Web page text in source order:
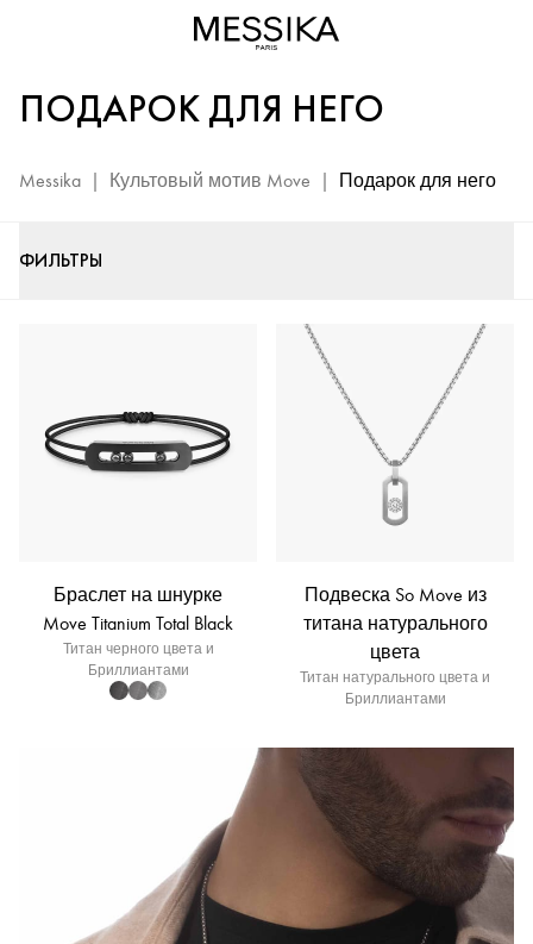
Роскошный
ПОДАРОК ДЛЯ НЕГО
Messika | Культовый мотив Move | Подарок для него
ФИЛЬТРЫ
Браслет на шнурке
Move Titanium Total Black
Титан черного цвета и
Бриллиантами
Подвеска So Move из
титана натурального
цвета
Титан натурального цвета и
Бриллиантами